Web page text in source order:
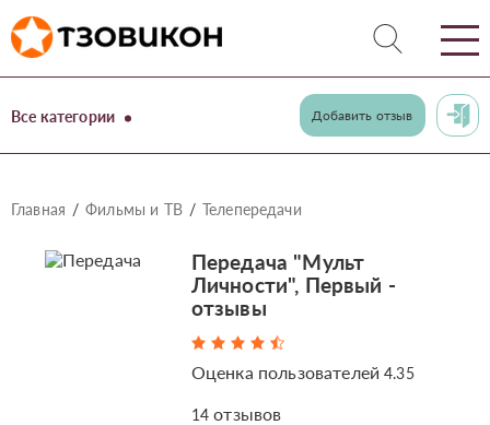
Все категории Добавить отзыв
Главная Фильмы и ТВ Телепередачи
Передача "Мульт
Личности", Первый -
отзывы
Оценка пользователей4.35
14 отзывов